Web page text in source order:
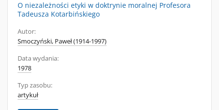
O niezależności etyki w doktrynie moralnej Profesora
Tadeusza Kotarbińskiego
Autor:
Smoczyński, Paweł (1914-1997)
Data wydania:
1978
Typ zasobu:
artykuł